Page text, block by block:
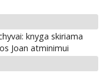
knyga skiriama
Joan atminimui